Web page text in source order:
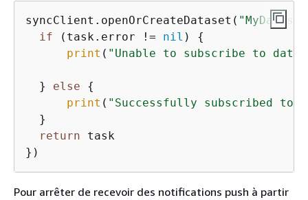
syncClient.openOrCreateDataset(
if (task.error != nil ) {
print ( "Unable to subscribe to
  }
else
{
print ( "Successfully subscribed to
  }
return task
Pour arrêter de recevoir des notifications push à partir